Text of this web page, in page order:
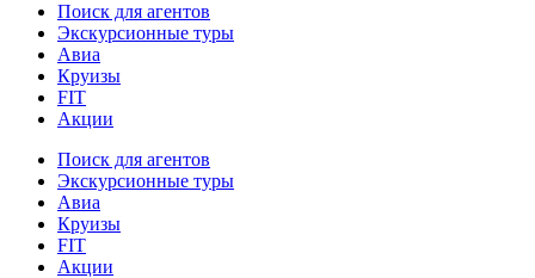
Поиск для агентов
Экскурсионные туры
Авиа
Круизы
FIT
Акции
Поиск для агентов
Экскурсионные туры
Авиа
Круизы
FIT
Акции